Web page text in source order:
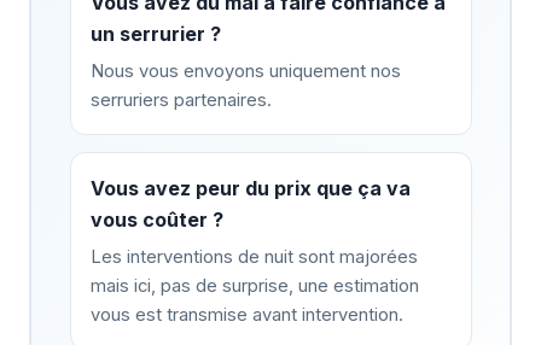
un serrurier ?
Nous vous envoyons uniquement nos
serruriers partenaires.
Vous avez peur du prix que ça va
vous coûter ?
Les interventions de nuit sont majorées
mais ici, pas de surprise, une estimation
vous est transmise avant intervention.